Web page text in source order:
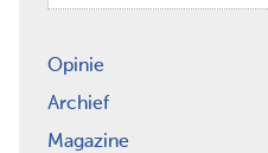
Opinie
Archief
Magazine